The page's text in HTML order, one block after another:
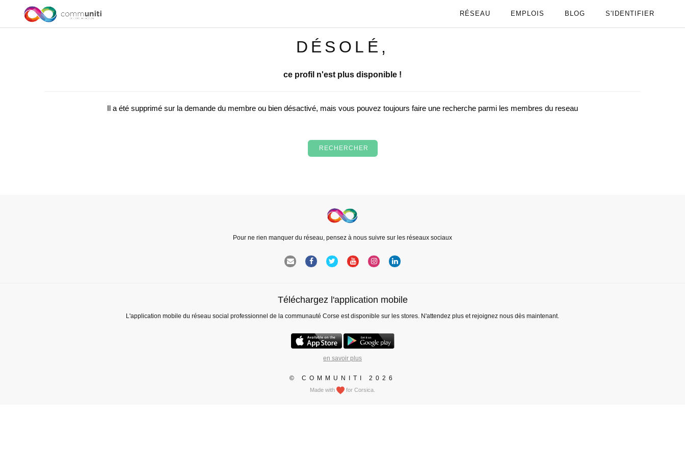
RÉSEAU EMPLOIS BLOG S'IDENTIFIER
DÉSOLÉ,
ce profil n'est plus disponible !
Il a été supprimé sur la demande du membre ou bien désactivé, mais vous pouvez toujours faire une recherche parmi les membres du reseau
RECHERCHER
Pour ne rien manquer du réseau, pensez à nous suivre sur les réseaux sociaux
Téléchargez l'application mobile
L'application mobile du réseau social professionnel de la communauté Corse est disponible sur les stores. N'attendez plus et rejoignez nous dès maintenant.
en savoir plus
© COMMUNITI 2026
Made with for Corsica.